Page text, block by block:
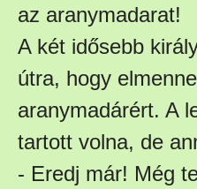
az aranymadarat!
A két idősebb
útra, hogy
aranymadárért. A
tartott volna, de
- Eredj már! Még